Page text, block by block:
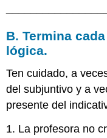
B. Termina
lógica.
Ten cuidado, a
del subjuntivo y a
presente del
1. La profesora no